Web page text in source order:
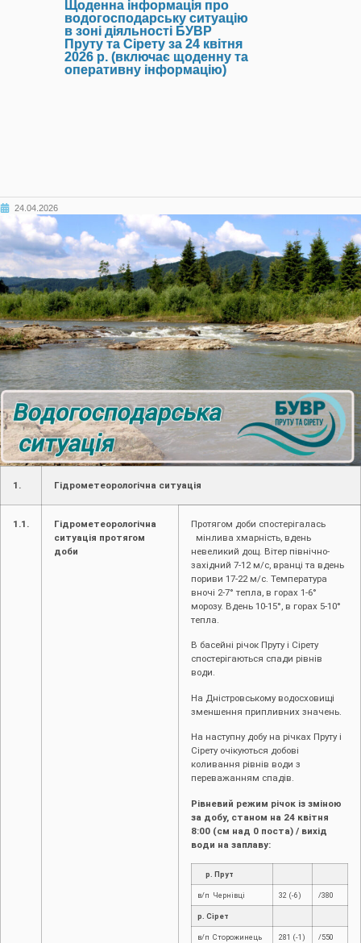
Щоденна інформація про
водогосподарську ситуацію
в зоні діяльності БУВР
Пруту та Сірету за 24 квітня
2026 р. (включає щоденну та
оперативну інформацію)
24.04.2026
1. Гідрометеорологічна ситуація
1.1.
Гідрометеорологічна
ситуація протягом
доби
Протягом доби спостерігалась
мінлива хмарність, вдень
невеликий дощ. Вітер північно-
західний 7-12 м/с, вранці та вдень
пориви 17-22 м/с. Температура
вночі 2-7° тепла, в горах 1-6°
морозу. Вдень 10-15°, в горах 5-10°
тепла.
В басейні річок Пруту і Сірету
спостерігаються спади рівнів
води.
На Дністровському водосховищі
зменшення припливних значень.
На наступну добу на річках Пруту і
Сірету очікуються добові
коливання рівнів води з
переважанням спадів.
Рівневий режим річок із зміною
за добу, станом на 24 квітня
8:00 (см над 0 поста) / вихід
води на заплаву:
р. Прут
в/п Чернівці 32 (-6) /380
р. Сірет
в/п Сторожинець 281 (-1) /550